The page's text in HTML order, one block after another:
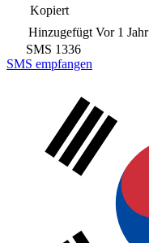
Kopiert
Hinzugefügt Vor 1 Jahr
SMS 1336
SMS empfangen